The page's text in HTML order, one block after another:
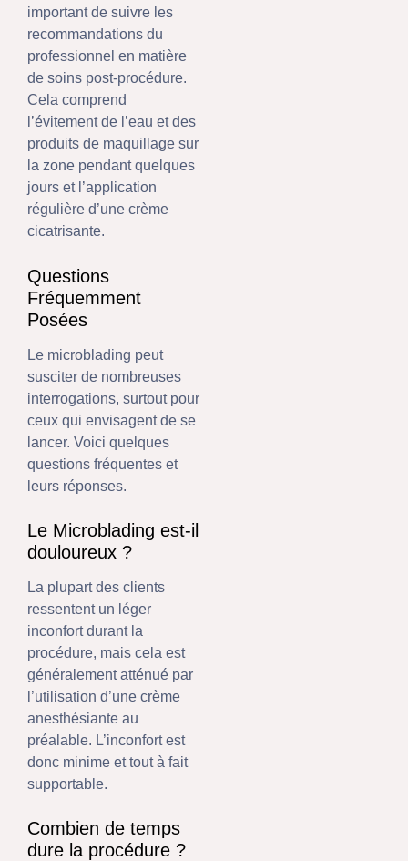
important de suivre les
recommandations du
professionnel en matière
de soins post-procédure.
Cela comprend
l’évitement de l’eau et des
produits de maquillage sur
la zone pendant quelques
jours et l’application
régulière d’une crème
cicatrisante.
Questions
Fréquemment
Posées
Le microblading peut
susciter de nombreuses
interrogations, surtout pour
ceux qui envisagent de se
lancer. Voici quelques
questions fréquentes et
leurs réponses.
Le Microblading est-il
douloureux ?
La plupart des clients
ressentent un léger
inconfort durant la
procédure, mais cela est
généralement atténué par
l’utilisation d’une crème
anesthésiante au
préalable. L’inconfort est
donc minime et tout à fait
supportable.
Combien de temps
dure la procédure ?